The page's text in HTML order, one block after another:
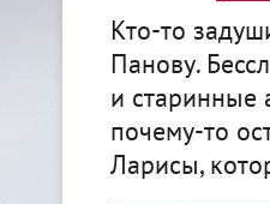
Кто-то
Панову.
и старинные
почему-то
Ларисы,